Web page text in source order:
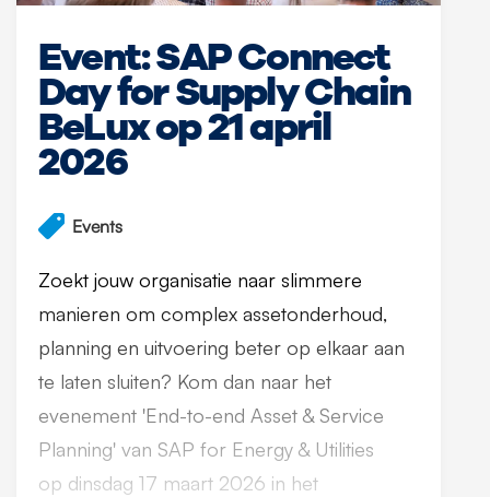
Event: SAP Connect
Day for Supply Chain
BeLux op 21 april
2026
Events
Zoekt jouw organisatie naar slimmere
manieren om complex assetonderhoud,
planning en uitvoering beter op elkaar aan
te laten sluiten? Kom dan naar het
evenement 'End-to-end Asset & Service
Planning' van SAP for Energy & Utilities
op dinsdag 17 maart 2026 in het